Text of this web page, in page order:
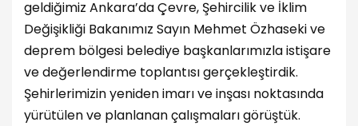
geldiğimiz Ankara’da Çevre, Şehircilik ve İklim
Değişikliği Bakanımız Sayın Mehmet Özhaseki ve
deprem bölgesi belediye başkanlarımızla istişare
ve değerlendirme toplantısı gerçekleştirdik.
Şehirlerimizin yeniden imarı ve inşası noktasında
yürütülen ve planlanan çalışmaları görüştük.